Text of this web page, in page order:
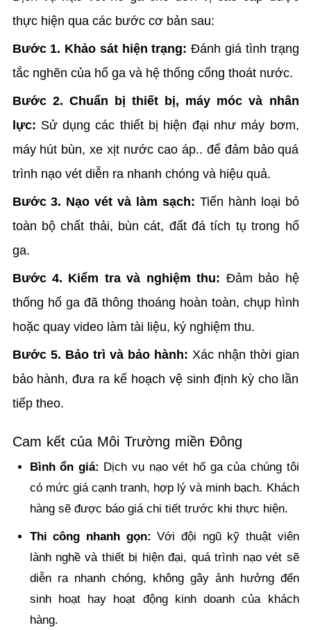
thực hiện qua các bước cơ bản sau:
Bước 1. Khảo sát hiện trạng:Đánh giá tình trạng
tắc nghẽn của hố ga và hệ thống cống thoát nước.
Bước 2. Chuẩn bị thiết bị, máy móc và nhân
lực: Sử dụng các thiết bị hiện đại như máy bơm,
máy hút bùn, xe xịt nước cao áp.. để đảm bảo quá
trình nạo vét diễn ra nhanh chóng và hiệu quả.
Bước 3. Nạo vét và làm sạch: Tiến hành loại bỏ
toàn bộ chất thải, bùn cát, đất đá tích tụ trong hố
ga.
Bước 4. Kiểm tra và nghiệm thu: Đảm bảo hệ
thống hố ga đã thông thoáng hoàn toàn, chụp hình
hoặc quay video làm tài liệu, ký nghiệm thu.
Bước 5. Bảo trì và bảo hành: Xác nhận thời gian
bảo hành, đưa ra kế hoạch vệ sinh định kỳ cho lần
tiếp theo.
Cam kết của Môi Trường miền Đông
Bình ổn giá: Dịch vụ nạo vét hố ga của chúng tôi
có mức giá cạnh tranh, hợp lý và minh bạch. Khách
hàng sẽ được báo giá chi tiết trước khi thực hiện.
Thi công nhanh gọn:Với đội ngũ kỹ thuật viên
lành nghề và thiết bị hiện đại, quá trình nạo vét sẽ
diễn ra nhanh chóng, không gây ảnh hưởng đến
sinh hoạt hay hoạt động kinh doanh của khách
hàng.